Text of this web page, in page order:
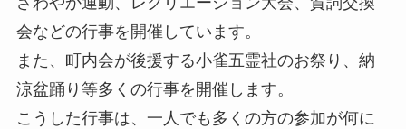
会などの行事を開催しています。
また、町内会が後援する小雀五霊社のお祭り、納
涼盆踊り等多くの行事を開催します。
こうした行事は、一人でも多くの方の参加が何に